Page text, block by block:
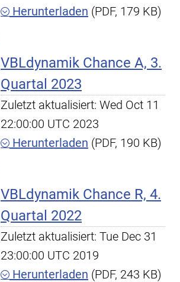
Herunterladen (PDF, 179 KB)
VBLdynamik Chance A, 3.
Quartal 2023
Zuletzt aktualisiert: Wed Oct 11
22:00:00 UTC 2023
Herunterladen (PDF, 190 KB)
VBLdynamik Chance R, 4.
Quartal 2022
Zuletzt aktualisiert: Tue Dec 31
23:00:00 UTC 2019
Herunterladen (PDF, 243 KB)